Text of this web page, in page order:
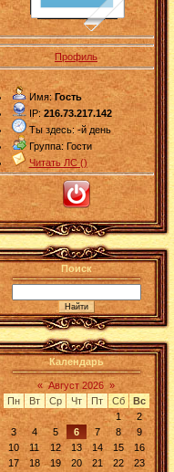
Профиль
Имя:Гость
IP:216.73.217.142
Ты здесь:-й день
Группа: Гости
Читать ЛС ()
Поиск
Календарь
« Август 2026 »
Пн
Вт Ср Чт Пт Сб
Вс
1
2
3
4 5 6 7 8
9
10
11 12 13 14 15
16
17
18 19 20 21 22
23